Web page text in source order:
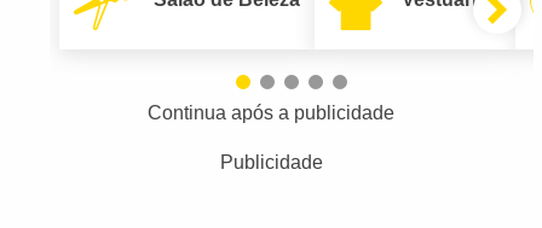
Continua após a publicidade
Publicidade